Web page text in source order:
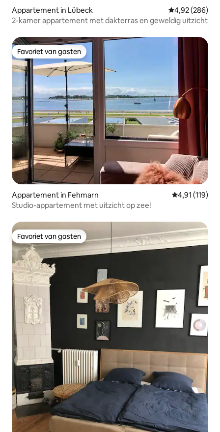
Appartement in Lübeck Gemiddelde
4,92 (286)
2-kamer appartement met dakterras en geweldig uitzicht
Favoriet van gasten
Favoriet van gasten
Appartement in Fehmarn Gemiddelde
4,91 (119)
Studio-appartement met uitzicht op zee!
Favoriet van gasten
Favoriet van gasten